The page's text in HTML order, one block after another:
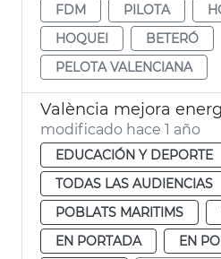
FDM
PILOTA
HOQUEI
BETERÓ
PELOTA VALENCIANA
modificado hace 1 año
EDUCACIÓN Y DEPORTE
TODAS LAS AUDIENCIAS
POBLATS MARITIMS
EN PORTADA
EN